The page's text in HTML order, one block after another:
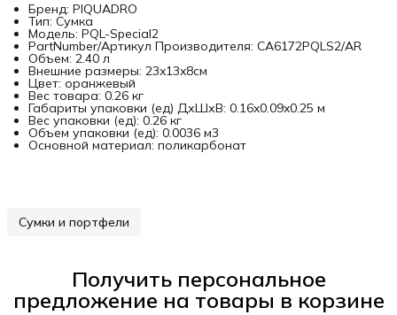
Бренд: PIQUADRO
Тип: Сумка
Модель: PQL-Special2
PartNumber/Артикул Производителя: CA6172PQLS2/AR
Объем: 2.40 л
Внешние размеры: 23x13x8см
Цвет: оранжевый
Вес товара: 0.26 кг
Габариты упаковки (ед) ДхШхВ: 0.16x0.09x0.25 м
Вес упаковки (ед): 0.26 кг
Объем упаковки (ед): 0.0036 м3
Основной материал: поликарбонат
Сумки и портфели
Получить персональное
предложение на товары в корзине